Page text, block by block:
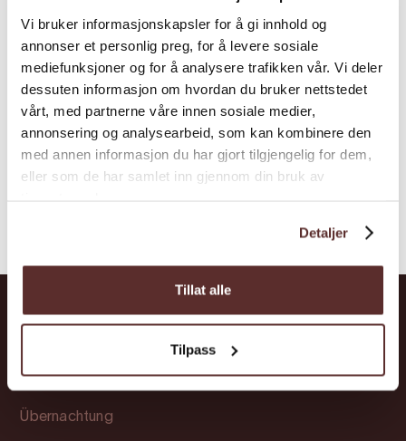
Vi bruker informasjonskapsler for å gi innhold og
annonser et personlig preg, for å levere sosiale
mediefunksjoner og for å analysere trafikken vår. Vi deler
dessuten informasjon om hvordan du bruker nettstedet
vårt, med partnerne våre innen sosiale medier,
annonsering og analysearbeid, som kan kombinere den
med annen informasjon du har gjort tilgjengelig for dem,
eller som de har samlet inn gjennom din bruk av
Detaljer
Tillat alle
Tilpass
am Fjord im Zentrum von Øystese. Das
prestigevolle Projekt, das im Dezember 2019
fertig gestellt wurde, beinhaltet eine Bade-
und Schwimmanlage, Ärztezentrum,
Trainingscente...
Übernachtung